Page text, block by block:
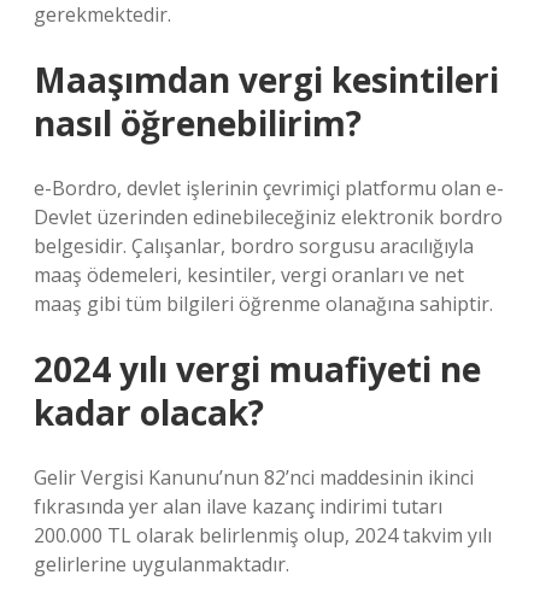
gerekmektedir.
Maaşımdan vergi kesintileri
nasıl öğrenebilirim?
e-Bordro, devlet işlerinin çevrimiçi platformu olan e-
Devlet üzerinden edinebileceğiniz elektronik bordro
belgesidir. Çalışanlar, bordro sorgusu aracılığıyla
maaş ödemeleri, kesintiler, vergi oranları ve net
maaş gibi tüm bilgileri öğrenme olanağına sahiptir.
2024 yılı vergi muafiyeti ne
kadar olacak?
Gelir Vergisi Kanunu’nun 82’nci maddesinin ikinci
fıkrasında yer alan ilave kazanç indirimi tutarı
200.000 TL olarak belirlenmiş olup, 2024 takvim yılı
gelirlerine uygulanmaktadır.